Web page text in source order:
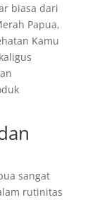
biasa dari
Papua,
Kamu
sangat
rutinitas